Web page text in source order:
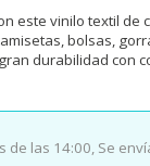
este vinilo textil de
bolsas,
durabilidad con
de las 14:00, Se